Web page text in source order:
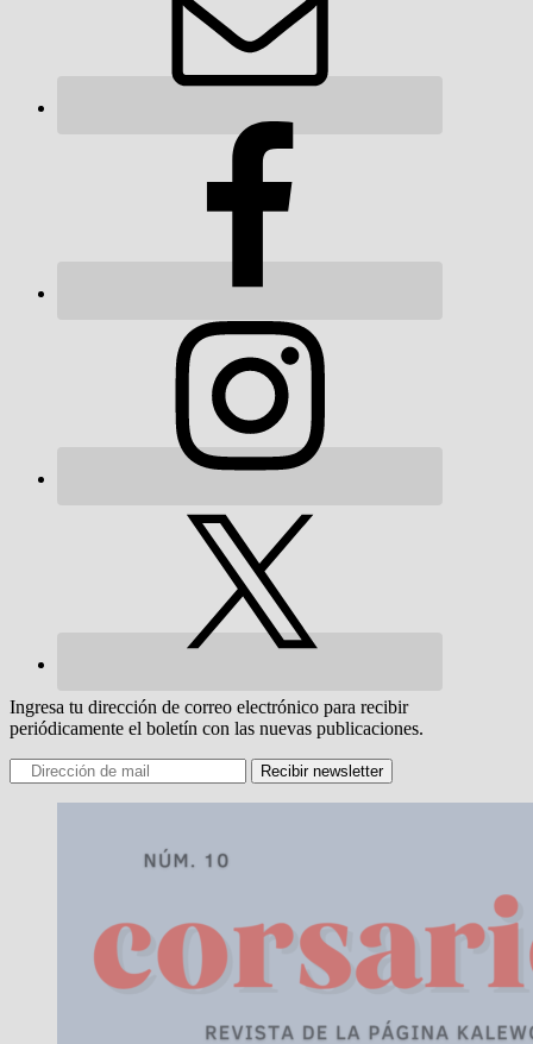
Ingresa tu dirección de correo electrónico para recibir
periódicamente el boletín con las nuevas publicaciones.
Recibir newsletter